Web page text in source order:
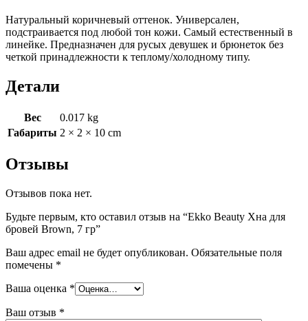
Натуральный коричневый оттенок. Универсален,
подстраивается под любой тон кожи. Самый естественный в
линейке. Предназначен для русых девушек и брюнеток без
четкой принадлежности к теплому/холодному типу.
Детали
Вес
0.017 kg
Габариты 2 × 2 × 10 cm
Отзывы
Отзывов пока нет.
Будьте первым, кто оставил отзыв на “Ekko Beauty Хна для
бровей Brown, 7 гр”
Ваш адрес email не будет опубликован. Обязательные поля
помечены *
Ваша оценка *
Ваш отзыв *